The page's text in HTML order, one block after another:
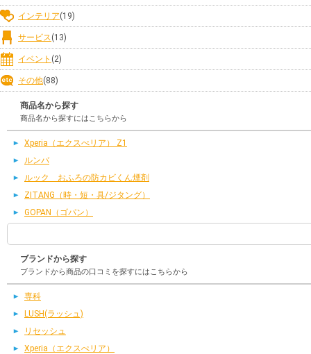
インテリア(19)
サービス (13)
イベント (2)
その他(88)
商品名から探す
商品名から探すにはこちらから
Xperia（エクスぺリア） Z1
ルンバ
ルック おふろの防カビくん煙剤
ZITANG（時・短・具/ジタング）
GOPAN（ゴパン）
ブランドから探す
ブランドから商品の口コミを探すにはこちらから
専科
LUSH(ラッシュ)
リセッシュ
Xperia（エクスぺリア）